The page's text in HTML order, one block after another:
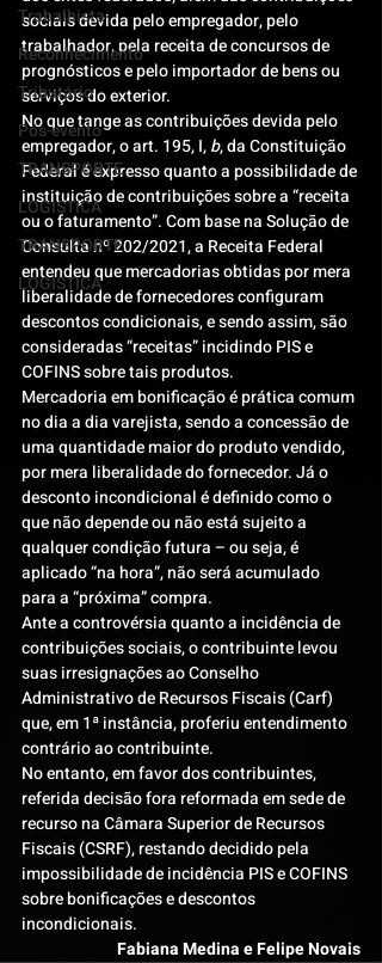
Trabalhista
Reconhecimento
Tributário
Pós-evento
TRANSPORTE
LOGISTICA
TRANSPORTE
LOGISTICA
sociais devida pelo empregador, pelo
trabalhador, pela receita de concursos de
prognósticos e pelo importador de bens ou
serviços do exterior.
No que tange as contribuições devida pelo
empregador, o art. 195, I, b, da Constituição
Federal é expresso quanto a possibilidade de
instituição de contribuições sobre a “receita
ou o faturamento”. Com base na Solução de
Consulta nº 202/2021, a Receita Federal
entendeu que mercadorias obtidas por mera
liberalidade de fornecedores configuram
descontos condicionais, e sendo assim, são
consideradas “receitas” incidindo PIS e
COFINS sobre tais produtos.
Mercadoria em bonificação é prática comum
no dia a dia varejista, sendo a concessão de
uma quantidade maior do produto vendido,
por mera liberalidade do fornecedor. Já o
desconto incondicional é definido como o
que não depende ou não está sujeito a
qualquer condição futura – ou seja, é
aplicado “na hora”, não será acumulado
para a “próxima” compra.
Ante a controvérsia quanto a incidência de
contribuições sociais, o contribuinte levou
suas irresignações ao Conselho
Administrativo de Recursos Fiscais (Carf)
que, em 1ª instância, proferiu entendimento
contrário ao contribuinte.
No entanto, em favor dos contribuintes,
referida decisão fora reformada em sede de
recurso na Câmara Superior de Recursos
Fiscais (CSRF), restando decidido pela
impossibilidade de incidência PIS e COFINS
sobre bonificações e descontos
incondicionais.
Fabiana Medina e Felipe Novais